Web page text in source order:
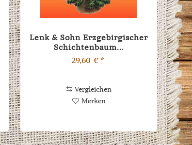
Lenk & Sohn Erzgebirgischer
Schichtenbaum...
29,60 € *
Vergleichen
Merken